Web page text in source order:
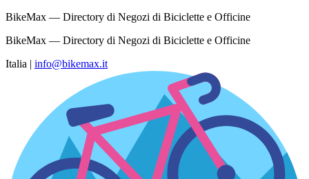
BikeMax — Directory di Negozi di Biciclette e Officine
BikeMax — Directory di Negozi di Biciclette e Officine
Italia | info@bikemax.it